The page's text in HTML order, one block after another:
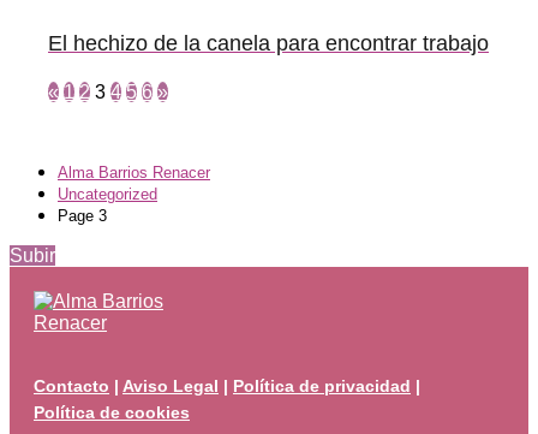
El hechizo de la canela para encontrar trabajo
« 1 2 3 4 5 6 »
Alma Barrios Renacer
Uncategorized
Page 3
Subir
Contacto | Aviso Legal | Política de privacidad |
Política de cookies